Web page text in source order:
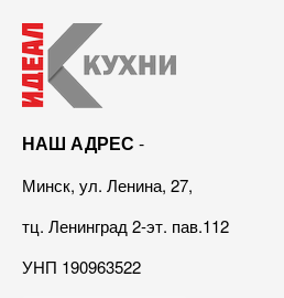
НАШ АДРЕС -
Минск, ул. Ленина, 27,
тц. Ленинград 2-эт. пав.112
УНП 190963522